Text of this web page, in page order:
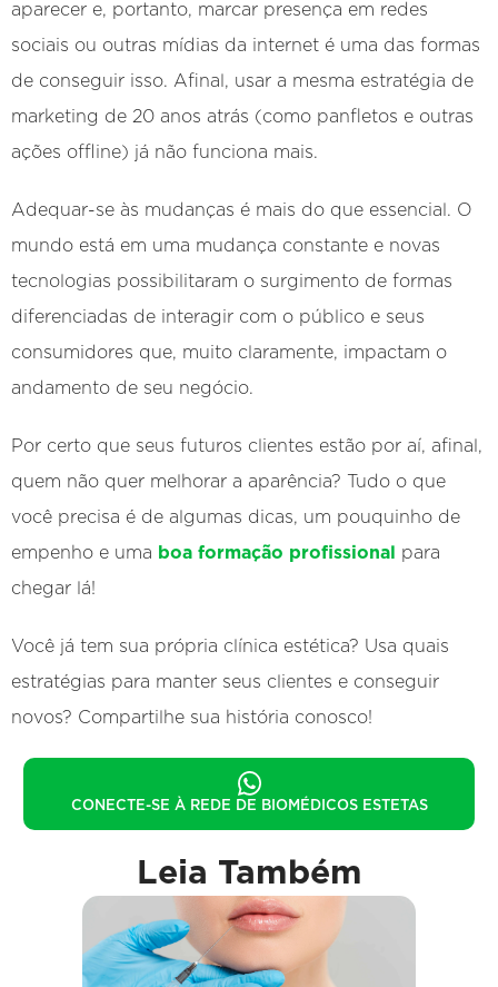
aparecer e, portanto, marcar presença em redes
sociais ou outras mídias da internet é uma das formas
de conseguir isso. Afinal, usar a mesma estratégia de
marketing de 20 anos atrás (como panfletos e outras
ações offline) já não funciona mais.
Adequar-se às mudanças é mais do que essencial. O
mundo está em uma mudança constante e novas
tecnologias possibilitaram o surgimento de formas
diferenciadas de interagir com o público e seus
consumidores que, muito claramente, impactam o
andamento de seu negócio.
Por certo que seus futuros clientes estão por aí, afinal,
quem não quer melhorar a aparência? Tudo o que
você precisa é de algumas dicas, um pouquinho de
empenho e uma boa formação profissional
para
chegar lá!
Você já tem sua própria clínica estética? Usa quais
estratégias para manter seus clientes e conseguir
novos? Compartilhe sua história conosco!
CONECTE-SE À REDE DE BIOMÉDICOS ESTETAS
Leia Também